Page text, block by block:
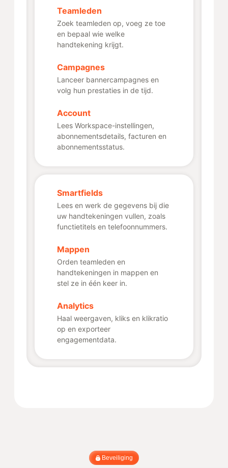
Teamleden
Zoek teamleden op, voeg ze toe
en bepaal wie welke
handtekening krijgt.
Campagnes
Lanceer bannercampagnes en
volg hun prestaties in de tijd.
Account
Lees Workspace-instellingen,
abonnementsdetails, facturen en
abonnementsstatus.
Smartfields
Lees en werk de gegevens bij die
uw handtekeningen vullen, zoals
functietitels en telefoonnummers.
Mappen
Orden teamleden en
handtekeningen in mappen en
stel ze in één keer in.
Analytics
Haal weergaven, kliks en klikratio
op en exporteer
engagementdata.
Beveiliging